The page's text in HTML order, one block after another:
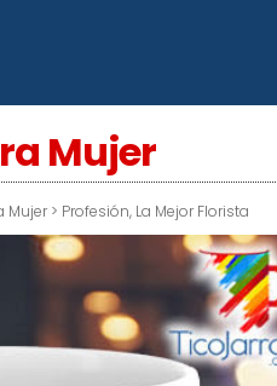
Mujer
Mujer > Profesión, La Mejor Florista